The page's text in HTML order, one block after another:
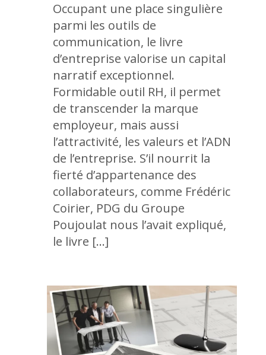
Occupant une place singulière
parmi les outils de
communication, le livre
d’entreprise valorise un capital
narratif exceptionnel.
Formidable outil RH, il permet
de transcender la marque
employeur, mais aussi
l’attractivité, les valeurs et l’ADN
de l’entreprise. S’il nourrit la
fierté d’appartenance des
collaborateurs, comme Frédéric
Coirier, PDG du Groupe
Poujoulat nous l’avait expliqué,
le livre […]